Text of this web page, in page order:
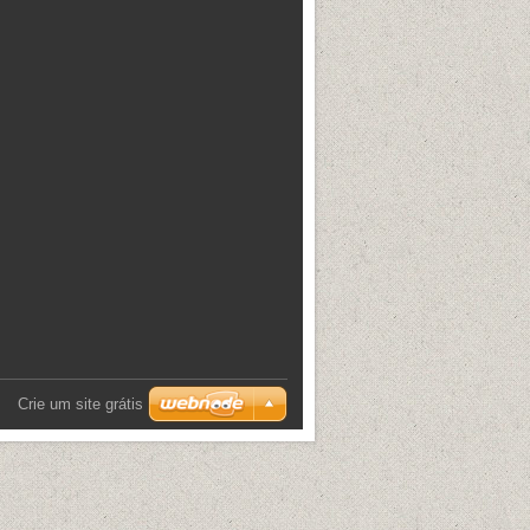
Crie um site grátis